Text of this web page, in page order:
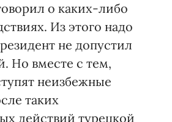
о каких-либо
Из этого надо
не допустил
Но вместе с тем,
неизбежные
таких
действий турецкой